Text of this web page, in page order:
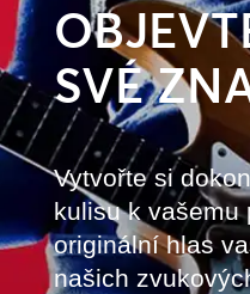
SVÉ
Vytvořte si
kulisu k vašemu
originální hlas
našich